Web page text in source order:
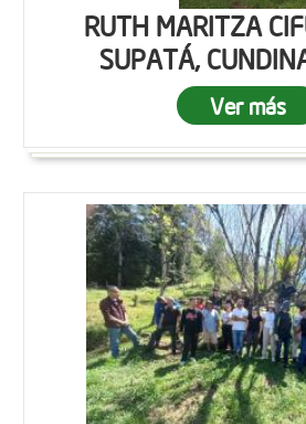
RUTH MARITZA
SUPATÁ,
Ver más